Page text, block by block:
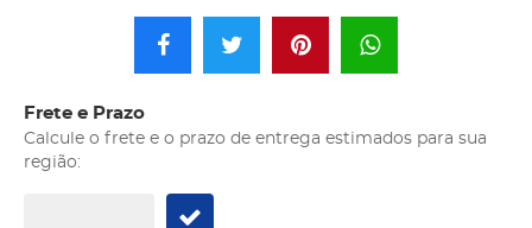
Frete e Prazo
Calcule o frete e o prazo de entrega estimados para sua
região: